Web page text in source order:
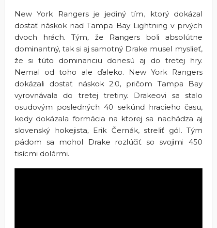
New York Rangers je jediný tím, ktorý dokázal
dostať náskok nad Tampa Bay Lightning v prvých
dvoch hrách. Tým, že Rangers boli absolútne
dominantný, tak si aj samotný Drake musel myslieť,
že si túto dominanciu donesú aj do tretej hry.
Nemal od toho ale ďaleko. New York Rangers
dokázali dostať náskok 2:0, pričom Tampa Bay
vyrovnávala do tretej tretiny. Drakeovi sa stalo
osudovým posledných 40 sekúnd hracieho času,
kedy dokázala formácia na ktorej sa nachádza aj
slovenský hokejista, Erik Černák, streliť gól. Tým
pádom sa mohol Drake rozlúčiť so svojimi 450
tisícmi dolármi.